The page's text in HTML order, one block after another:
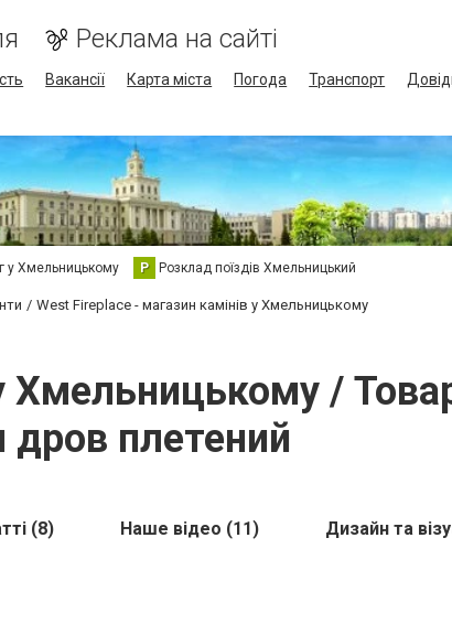
Реклама на сайті
Вакансії Карта міста Погода Транспорт
у Хмельницькому Р Розклад поїздів Хмельницький
West Fireplace - магазин камінів у Хмельницькому
Хмельницькому /
плетений
(8) Наше відео (11) Дизайн та